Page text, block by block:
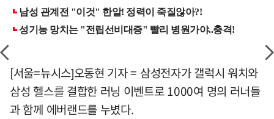
[서울=뉴시스]오동현 기자 = 삼성전자가 갤럭시 워치와
삼성 헬스를 결합한 러닝 이벤트로 1000여 명의 러너들
과 함께 에버랜드를 누볐다.